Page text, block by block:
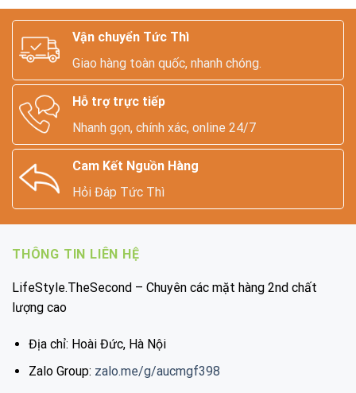
Vận chuyển Tức Thì
Giao hàng toàn quốc, nhanh chóng.
Hỗ trợ trực tiếp
Nhanh gọn, chính xác, online 24/7
Cam Kết Nguồn Hàng
Hỏi Đáp Tức Thì
THÔNG TIN LIÊN HỆ
LifeStyle.TheSecond – Chuyên các mặt hàng 2nd chất
lượng cao
Địa chỉ: Hoài Đức, Hà Nội
Zalo Group: zalo.me/g/aucmgf398